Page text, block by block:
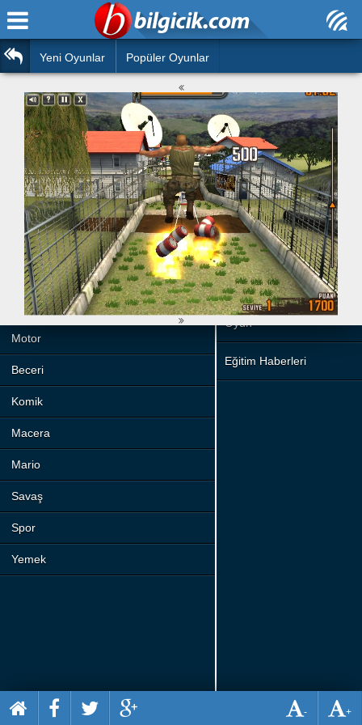
Araba
Barbie
Boyama
Futbol
Çocuk
Angry Birds
Silah
Basketbol
Motor
Beceri
Komik
Macera
Mario
Savaş
Spor
Yemek
Ana Sayfa
Bilmeceler
Bulmacalar
Deyimler
Duvar Yazıları
Hızlı Okuma Testi
Hesaplamalar
Oyun
Eğitim Haberleri
Yeni Oyunlar Popüler Oyunlar
+
-